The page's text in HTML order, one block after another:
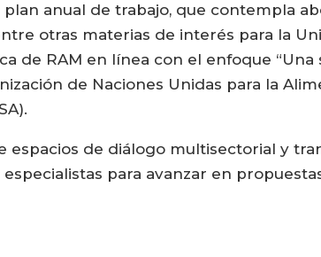
anual de trabajo, que contempla
otras materias de interés para la
de RAM en línea con el enfoque “Una
de Naciones Unidas para la
de diálogo multisectorial y
para avanzar en